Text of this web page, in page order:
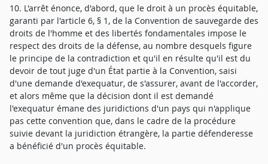
10. L'arrêt énonce, d'abord, que le droit à un procès équitable,
garanti par l'article 6, § 1, de la Convention de sauvegarde des
droits de l'homme et des libertés fondamentales impose le
respect des droits de la défense, au nombre desquels figure
le principe de la contradiction et qu'il en résulte qu'il est du
devoir de tout juge d'un État partie à la Convention, saisi
d'une demande d'exequatur, de s'assurer, avant de l'accorder,
et alors même que la décision dont il est demandé
l'exequatur émane des juridictions d'un pays qui n'applique
pas cette convention que, dans le cadre de la procédure
suivie devant la juridiction étrangère, la partie défenderesse
a bénéficié d'un procès équitable.